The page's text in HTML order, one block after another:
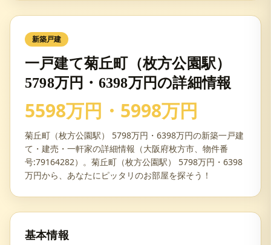
新築戸建
一戸建て菊丘町（枚方公園駅）
5798万円・6398万円の詳細情報
5598万円・5998万円
菊丘町（枚方公園駅） 5798万円・6398万円の新築一戸建
て・建売・一軒家の詳細情報（大阪府枚方市、物件番
号:79164282）。菊丘町（枚方公園駅） 5798万円・6398
万円から、あなたにピッタリのお部屋を探そう！
基本情報